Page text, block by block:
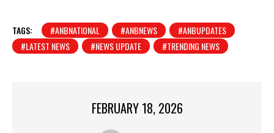
TAGS: #ANBNATIONAL #ANBNEWS
#ANBUPDATES
#LATEST NEWS
#NEWS UPDATE #TRENDING NEWS
FEBRUARY 18, 2026